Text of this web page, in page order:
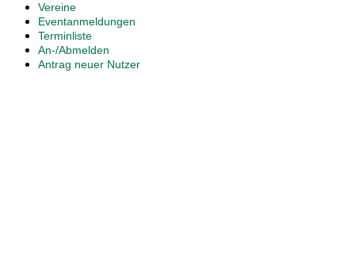
Vereine
Eventanmeldungen
Terminliste
An-/Abmelden
Antrag neuer Nutzer